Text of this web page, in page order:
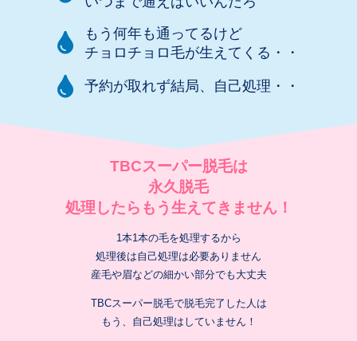
もう何年も通ってるけど
チョロチョロ毛が生えてくる・・
予約が取れず結局、自己処理・・
TBCスーパー脱毛は
永久脱毛
処理したらもう生えてきません！
1本1本の毛を処理するから
処理後は自己処理は必要ありません
産毛や眉などの細かい部分でも大丈夫
TBCスーパー脱毛で脱毛完了した人は
もう、自己処理はしていません！